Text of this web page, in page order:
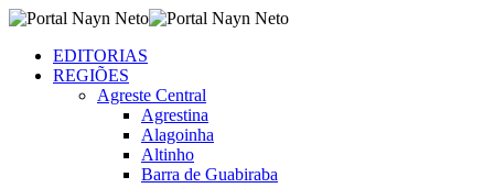
EDITORIAS
REGIÕES
Agreste Central
Agrestina
Alagoinha
Altinho
Barra de Guabiraba